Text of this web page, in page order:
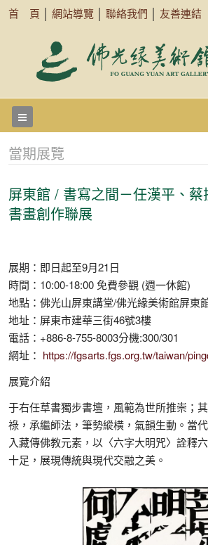
首 頁 網站導覽 聯絡我們 友善連結
當期展覽
屏東館 / 書寫之間－任漢平、
書畫創作聯展
展期：即日起至9月21日
時間：10:00-18:00 免費參觀 (週一休館)
地點：佛光山屏東講堂/佛光緣美術館屏東
地址：屏東市建華三街46號3樓
電話：+886-8-755-8003分機:300/301
網址： https://fgsarts.fgs.org.tw/taiwan/
展覽介紹
于右任草書獨步書壇，風範為世所推崇；
祿，承繼師法，筆勢縱橫，氣韻生動。當
入藏傳佛教元素，以〈六字大明咒〉詮釋
十足，展現傳統與現代交融之美。